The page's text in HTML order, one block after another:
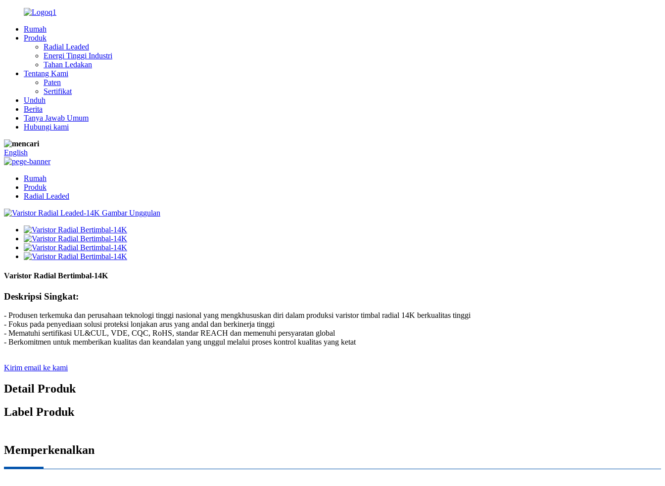
Rumah
Produk
Radial Leaded
Energi Tinggi Industri
Tahan Ledakan
Tentang Kami
Paten
Sertifikat
Unduh
Berita
Tanya Jawab Umum
Hubungi kami
English
Rumah
Produk
Radial Leaded
Varistor Radial Bertimbal-14K
Deskripsi Singkat:
- Produsen terkemuka dan perusahaan teknologi tinggi nasional yang mengkhususkan diri dalam produksi varistor timbal radial 14K berkualitas tinggi
- Fokus pada penyediaan solusi proteksi lonjakan arus yang andal dan berkinerja tinggi
- Mematuhi sertifikasi UL&CUL, VDE, CQC, RoHS, standar REACH dan memenuhi persyaratan global
- Berkomitmen untuk memberikan kualitas dan keandalan yang unggul melalui proses kontrol kualitas yang ketat
Kirim email ke kami
Detail Produk
Label Produk
Memperkenalkan